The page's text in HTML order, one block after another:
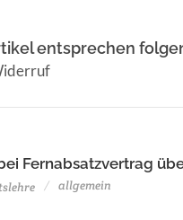
entsprechen
Fernabsatzvertrag
allgemein